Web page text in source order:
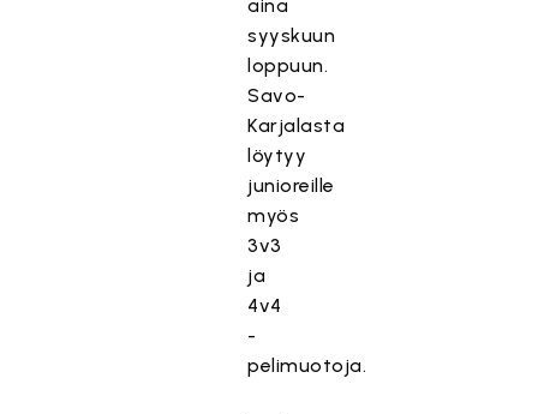
aina
syyskuun
loppuun.
Savo-
Karjalasta
löytyy
junioreille
myös
3v3
ja
4v4
-
pelimuotoja.